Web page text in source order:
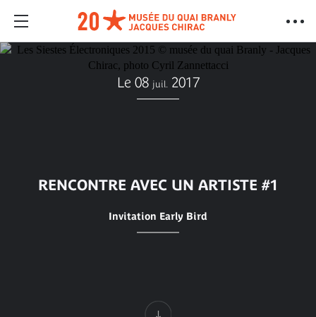
Le 08 juil. 2017
RENCONTRE AVEC UN ARTISTE #1
Invitation Early Bird